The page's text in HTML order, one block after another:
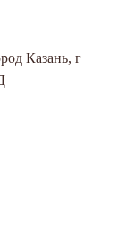
Казань, г